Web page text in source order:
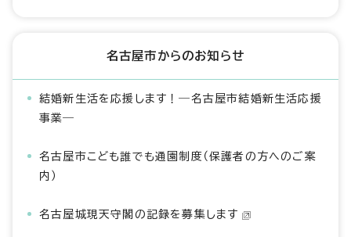
名古屋市からのお知らせ
結婚新生活を応援します！―名古屋市結婚新生活応援
事業―
名古屋市こども誰でも通園制度（保護者の方へのご案
内）
名古屋城現天守閣の記録を募集します